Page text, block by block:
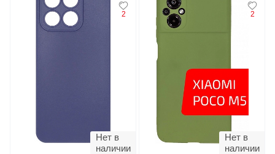
2
Нет в
наличии
2
Нет в
наличии